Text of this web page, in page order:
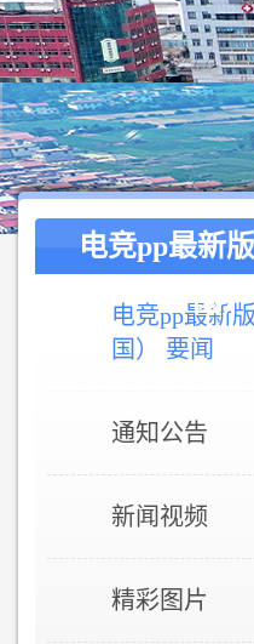
电竞pp最新
国）
电竞pp最新
国） 要闻
通知公告
新闻视频
精彩图片